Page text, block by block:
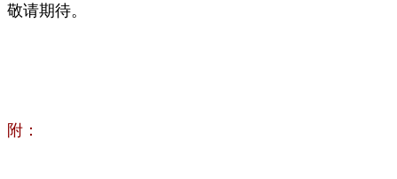
敬请期待。
附：